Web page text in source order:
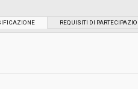
In corso
REQUISITI DI